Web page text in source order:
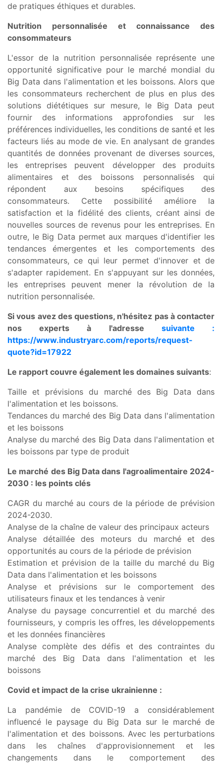
de pratiques éthiques et durables.
Nutrition personnalisée et connaissance des
consommateurs
L'essor de la nutrition personnalisée représente une
opportunité significative pour le marché mondial du
Big Data dans l'alimentation et les boissons. Alors que
les consommateurs recherchent de plus en plus des
solutions diététiques sur mesure, le Big Data peut
fournir des informations approfondies sur les
préférences individuelles, les conditions de santé et les
facteurs liés au mode de vie. En analysant de grandes
quantités de données provenant de diverses sources,
les entreprises peuvent développer des produits
alimentaires et des boissons personnalisés qui
répondent aux besoins spécifiques des
consommateurs. Cette possibilité améliore la
satisfaction et la fidélité des clients, créant ainsi de
nouvelles sources de revenus pour les entreprises. En
outre, le Big Data permet aux marques d'identifier les
tendances émergentes et les comportements des
consommateurs, ce qui leur permet d'innover et de
s'adapter rapidement. En s'appuyant sur les données,
les entreprises peuvent mener la révolution de la
nutrition personnalisée.
Si vous avez des questions, n'hésitez pas à contacter
nos experts à l'adresse suivante :
https://www.industryarc.com/reports/request-
quote?id=17922
Le rapport couvre également les domaines suivants:
Taille et prévisions du marché des Big Data dans
l'alimentation et les boissons.
Tendances du marché des Big Data dans l'alimentation
et les boissons
Analyse du marché des Big Data dans l'alimentation et
les boissons par type de produit
Le marché des Big Data dans l'agroalimentaire 2024-
2030 : les points clés
CAGR du marché au cours de la période de prévision
2024-2030.
Analyse de la chaîne de valeur des principaux acteurs
Analyse détaillée des moteurs du marché et des
opportunités au cours de la période de prévision
Estimation et prévision de la taille du marché du Big
Data dans l'alimentation et les boissons
Analyse et prévisions sur le comportement des
utilisateurs finaux et les tendances à venir
Analyse du paysage concurrentiel et du marché des
fournisseurs, y compris les offres, les développements
et les données financières
Analyse complète des défis et des contraintes du
marché des Big Data dans l'alimentation et les
boissons
Covid et impact de la crise ukrainienne :
La pandémie de COVID-19 a considérablement
influencé le paysage du Big Data sur le marché de
l'alimentation et des boissons. Avec les perturbations
dans les chaînes d'approvisionnement et les
changements dans le comportement des